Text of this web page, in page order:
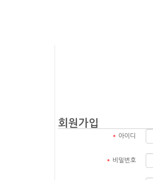
회원가입
* 아이디
* 비밀번호